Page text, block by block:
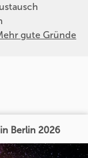
gute Gründe
Berlin 2026